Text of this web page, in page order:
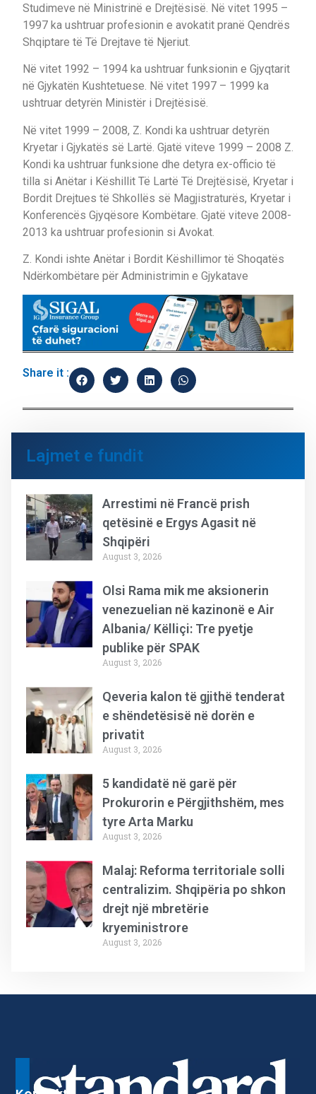
Studimeve në Ministrinë e Drejtësisë. Në vitet 1995 –
1997 ka ushtruar profesionin e avokatit pranë Qendrës
Shqiptare të Të Drejtave të Njeriut.
Në vitet 1992 – 1994 ka ushtruar funksionin e Gjyqtarit
në Gjykatën Kushtetuese. Në vitet 1997 – 1999 ka
ushtruar detyrën Ministër i Drejtësisë.
Në vitet 1999 – 2008, Z. Kondi ka ushtruar detyrën
Kryetar i Gjykatës së Lartë. Gjatë viteve 1999 – 2008 Z.
Kondi ka ushtruar funksione dhe detyra ex-officio të
tilla si Anëtar i Këshillit Të Lartë Të Drejtësisë, Kryetar i
Bordit Drejtues të Shkollës së Magjistraturës, Kryetar i
Konferencës Gjyqësore Kombëtare. Gjatë viteve 2008-
2013 ka ushtruar profesionin si Avokat.
Z. Kondi ishte Anëtar i Bordit Këshillimor të Shoqatës
Ndërkombëtare për Administrimin e Gjykatave
Share it :
Lajmet e fundit
Arrestimi në Francë prish
qetësinë e Ergys Agasit në
Shqipëri
August 3, 2026
Olsi Rama mik me aksionerin
venezuelian në kazinonë e Air
Albania/ Këlliçi: Tre pyetje
publike për SPAK
August 3, 2026
Qeveria kalon të gjithë tenderat
e shëndetësisë në dorën e
privatit
August 3, 2026
5 kandidatë në garë për
Prokurorin e Përgjithshëm, mes
tyre Arta Marku
August 3, 2026
Malaj: Reforma territoriale solli
centralizim. Shqipëria po shkon
drejt një mbretërie
kryeministrore
August 3, 2026